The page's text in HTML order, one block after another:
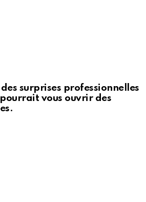
surprises professionnelles
vous ouvrir des